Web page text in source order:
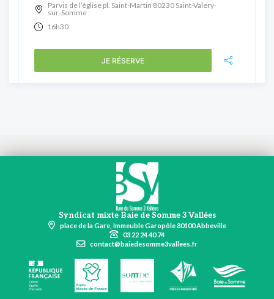
Parvis de l’église pl. Saint-Martin 80230 Saint-Valery-
sur-Somme
16h30
JE RÉSERVE
Syndicat mixte Baie de Somme 3 Vallées
place de la Gare, Immeuble Garopôle 80100 Abbeville
03 22 24 40 74
contact@baiedesomme3vallees.fr